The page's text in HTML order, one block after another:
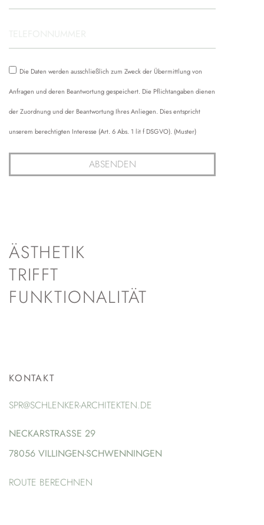
Die Daten werden ausschließlich zum Zweck der Übermittlung von
Anfragen und deren Beantwortung gespeichert. Die Pflichtangaben dienen
der Zuordnung und der Beantwortung Ihres Anliegen. Dies entspricht
unserem berechtigten Interesse (Art. 6 Abs. 1 lit f DSGVO). (Muster)
ABSENDEN
ÄSTHETIK
TRIFFT
FUNKTIONALITÄT
KONTAKT
SPR@SCHLENKER-ARCHITEKTEN.DE
NECKARSTRASSE 29
78056 VILLINGEN-SCHWENNINGEN
ROUTE BERECHNEN